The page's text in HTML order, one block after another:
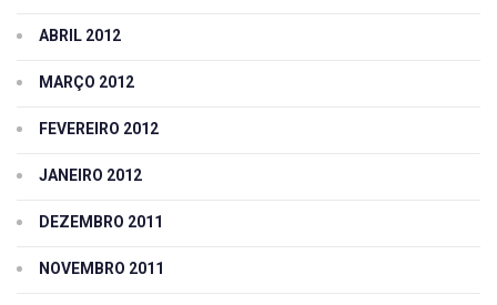
ABRIL 2012
MARÇO 2012
FEVEREIRO 2012
JANEIRO 2012
DEZEMBRO 2011
NOVEMBRO 2011